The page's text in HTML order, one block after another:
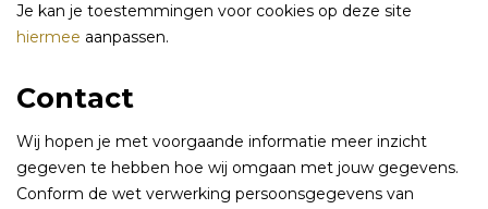
Je kan je toestemmingen voor cookies op deze site
hiermee aanpassen.
Contact
Wij hopen je met voorgaande informatie meer inzicht
gegeven te hebben hoe wij omgaan met jouw gegevens.
Conform de wet verwerking persoonsgegevens van